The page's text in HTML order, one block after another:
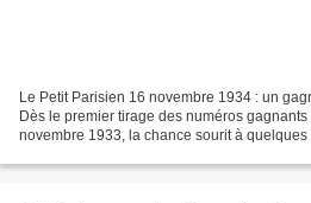
Le Petit Parisien 16 novembre 1934 : un
Dès le premier tirage des numéros
novembre 1933, la chance sourit à